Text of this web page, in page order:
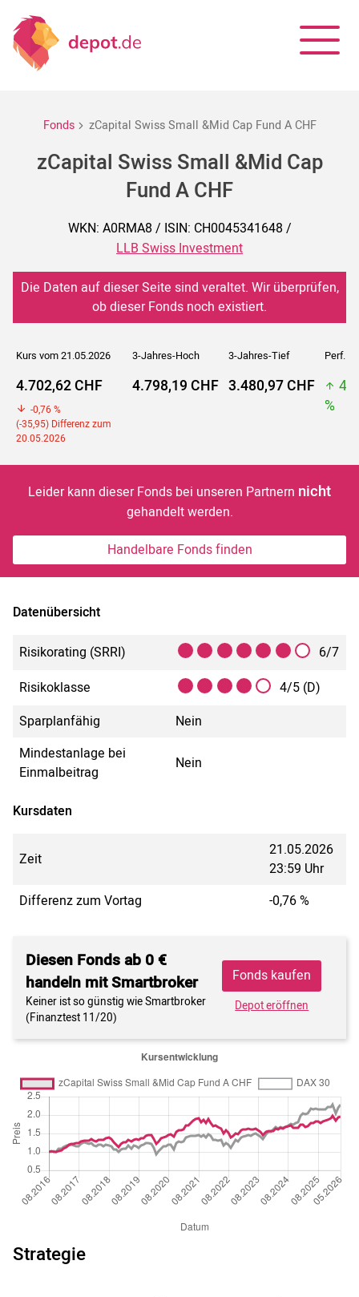
Fonds zCapital Swiss Small &Mid Cap Fund A CHF
zCapital Swiss Small &Mid Cap
Fund A CHF
WKN: A0RMA8 / ISIN: CH0045341648 /
LLB Swiss Investment
Die Daten auf dieser Seite sind veraltet. Wir überprüfen,
ob dieser Fonds noch existiert.
Kurs vom 21.05.2026 3-Jahres-Hoch 3-Jahres-Tief Perf. 5J
4.702,62 CHF
-0,76 %
(-35,95) Differenz zum
20.05.2026
4.798,19 CHF 3.480,97 CHF
%
Leider kann dieser Fonds bei unseren Partnern nicht
gehandelt werden.
Handelbare Fonds finden
Datenübersicht
Risikorating (SRRI)
6/7
Risikoklasse
4/5 (D)
Sparplanfähig
Nein
Mindestanlage bei
Einmalbeitrag
Nein
Kursdaten
Zeit
21.05.2026
23:59 Uhr
Differenz zum Vortag
-0,76 %
Diesen Fonds ab 0 €
handeln mit Smartbroker
Keiner ist so günstig wie Smartbroker
(Finanztest 11/20)
Fonds kaufen
Depot eröffnen
Strategie